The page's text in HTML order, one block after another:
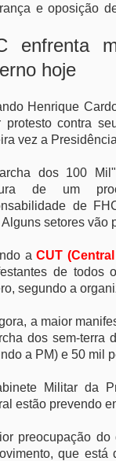
e oposição
enfrenta
hoje
Henrique
protesto contra
vez a
dos 100
de um
de
setores vão
aCUT
de todos
segundo a
a maior
dos sem-terra
a PM) e 50 mil
Militar da
estão prevendo
preocupação
que está